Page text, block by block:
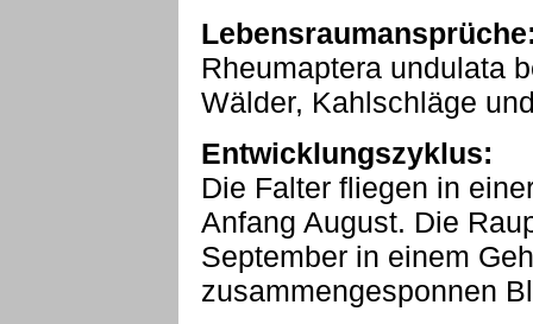
Rheumaptera undulata
Wälder, Kahlschläge
Entwicklungszyklus:
Die Falter fliegen in
Anfang August. Die
September in einem
zusammengesponnen